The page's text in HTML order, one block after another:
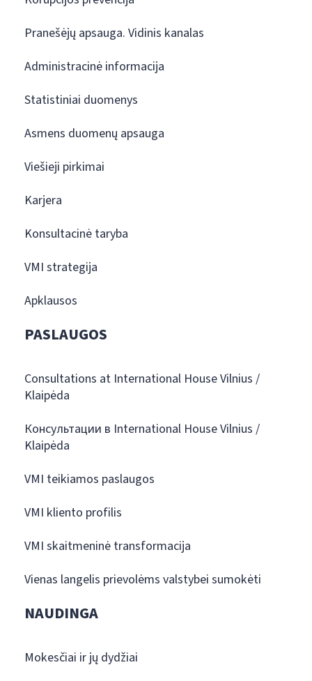
Pranešėjų apsauga. Vidinis kanalas
Administracinė informacija
Statistiniai duomenys
Asmens duomenų apsauga
Viešieji pirkimai
Karjera
Konsultacinė taryba
VMI strategija
Apklausos
PASLAUGOS
Consultations at International House Vilnius /
Klaipėda
Консультации в International House Vilnius /
Klaipėda
VMI teikiamos paslaugos
VMI kliento profilis
VMI skaitmeninė transformacija
Vienas langelis prievolėms valstybei sumokėti
NAUDINGA
Mokesčiai ir jų dydžiai